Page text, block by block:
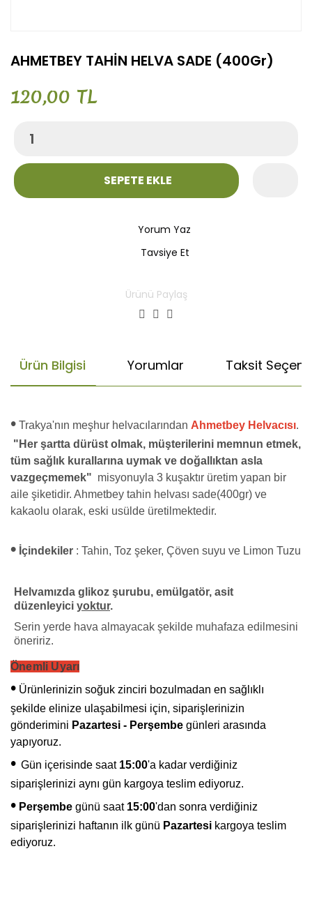
AHMETBEY TAHİN HELVA SADE (400Gr)
120,00 TL
SEPETE EKLE
Yorum Yaz
Tavsiye Et
Ürünü Paylaş
Ürün Bilgisi Yorumlar Taksit
• Trakya'nın meşhur helvacılarından Ahmetbey Helvacısı.
"Her şartta dürüst olmak, müşterilerini memnun etmek,
tüm sağlık kurallarına uymak ve doğallıktan asla
vazgeçmemek" misyonuyla 3 kuşaktır üretim yapan bir
aile şiketidir. Ahmetbey tahin helvası sade(400gr) ve
kakaolu olarak, eski usülde üretilmektedir.
• İçindekiler : Tahin, Toz şeker, Çöven suyu ve Limon Tuzu
Helvamızda glikoz şurubu, emülgatör, asit
düzenleyici yoktur.
Serin yerde hava almayacak şekilde muhafaza edilmesini
öneririz.
Önemli Uyarı
• Ürünlerinizin soğuk zinciri bozulmadan en sağlıklı
şekilde elinize ulaşabilmesi için, siparişlerinizin
gönderimini Pazartesi - Perşembe günleri arasında
yapıyoruz.
• Gün içerisinde saat 15:00'a kadar verdiğiniz
siparişlerinizi aynı gün kargoya teslim ediyoruz.
• Perşembe günü saat15:00'dan sonra verdiğiniz
siparişlerinizi haftanın ilk günü Pazartesi kargoya teslim
ediyoruz.